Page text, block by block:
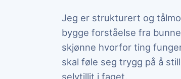
Jeg er strukturert og
bygge forståelse fra
skjønne hvorfor ting
skal føle seg trygg på å
selvtillit i faget.